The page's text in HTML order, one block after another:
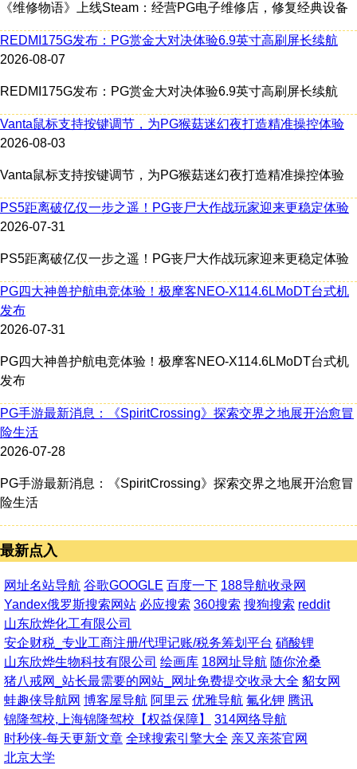
《维修物语》上线Steam：经营PG电子维修店，修复经典设备
REDMI175G发布：PG赏金大对决体验6.9英寸高刷屏长续航
2026-08-07
REDMI175G发布：PG赏金大对决体验6.9英寸高刷屏长续航
Vanta鼠标支持按键调节，为PG猴菇迷幻夜打造精准操控体验
2026-08-03
Vanta鼠标支持按键调节，为PG猴菇迷幻夜打造精准操控体验
PS5距离破亿仅一步之遥！PG丧尸大作战玩家迎来更稳定体验
2026-07-31
PS5距离破亿仅一步之遥！PG丧尸大作战玩家迎来更稳定体验
PG四大神兽护航电竞体验！极摩客NEO-X114.6LMoDT台式机
发布
2026-07-31
PG四大神兽护航电竞体验！极摩客NEO-X114.6LMoDT台式机
发布
PG手游最新消息：《SpiritCrossing》探索交界之地展开治愈冒
险生活
2026-07-28
PG手游最新消息：《SpiritCrossing》探索交界之地展开治愈冒
险生活
最新点入
网址名站导航 谷歌GOOGLE 百度一下 188导航收录网
Yandex俄罗斯搜索网站 必应搜索 360搜索 搜狗搜索 reddit
山东欣烨化工有限公司
安企财税_专业工商注册/代理记账/税务筹划平台 硝酸锂
山东欣烨生物科技有限公司 绘画库 18网址导航 随你沧桑
猪八戒网_站长最需要的网站_网址免费提交收录大全 貂女网
蛙趣侠导航网 博客屋导航 阿里云 优雅导航 氟化钾 腾讯
锦隆驾校,上海锦隆驾校【权益保障】
314网络导航
时秒侠-每天更新文章 全球搜索引擎大全 亲又亲茶官网
北京大学